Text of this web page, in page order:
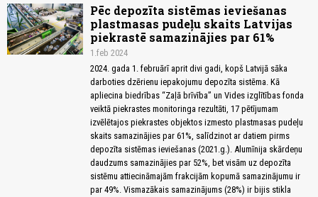
Pēc depozīta sistēmas ieviešanas
plastmasas pudeļu skaits Latvijas
piekrastē samazinājies par 61%
1.feb 2024
2024. gada 1. februārī aprit divi gadi, kopš Latvijā sāka
darboties dzērienu iepakojumu depozīta sistēma. Kā
apliecina biedrības “Zaļā brīvība” un Vides izglītības fonda
veiktā piekrastes monitoringa rezultāti, 17 pētījumam
izvēlētajos piekrastes objektos izmesto plastmasas pudeļu
skaits samazinājies par 61%, salīdzinot ar datiem pirms
depozīta sistēmas ieviešanas (2021.g.). Alumīnija skārdeņu
daudzums samazinājies par 52%, bet visām uz depozīta
sistēmu attiecināmajām frakcijām kopumā samazinājumu ir
par 49%. Vismazākais samazinājums (28%) ir bijis stikla